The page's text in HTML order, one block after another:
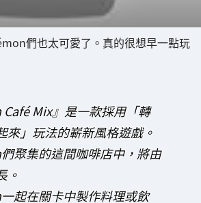
們也太可愛了。真的很想早一點玩
Café Mix』是一款採用「轉
來」玩法的嶄新風格遊戲。
聚集的這間咖啡店中，將由
。
起在關卡中製作料理或飲